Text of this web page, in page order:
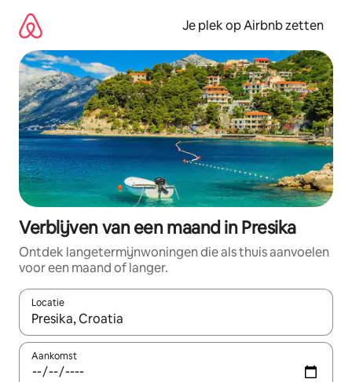
direct
naar
inhoud
Je plek op Airbnb zetten
Verblijven van een maand in Presika
Ontdek langetermijnwoningen die als thuis aanvoelen
voor een maand of langer.
Locatie
Wanneer er resultaten beschikbaar zijn, maak je een keuze
Aankomst